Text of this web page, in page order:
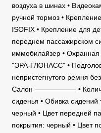
воздуха в шинах •
ручной тормоз •
ISOFIX • Крепление для
переднем пассажирском
иммобилайзер • Охранная
"ЭРА-ГЛОНАСС" •
непристегнутого ремня
Салон —————— •
сиденья • Обивка сидений
черный • Цвет передней
покрытия: черный • Цвет